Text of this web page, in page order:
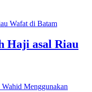
Haji asal Riau